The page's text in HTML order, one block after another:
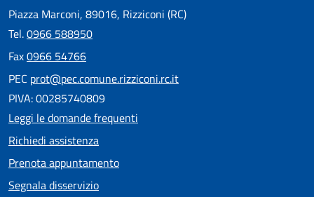
Piazza Marconi, 89016, Rizziconi (RC)
Tel.0966 588950
Fax0966 54766
PEC prot@pec.comune.rizziconi.rc.it
PIVA: 00285740809
Leggi le domande frequenti
Richiedi assistenza
Prenota appuntamento
Segnala disservizio